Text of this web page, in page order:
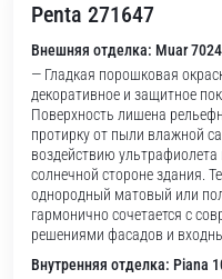
Penta 271647
Внешняя отделка: Muar 7024
— Гладкая порошковая
декоративное и защитное
Поверхность лишена
протирку от пыли влажной
воздействию ультрафиолета
солнечной стороне здания.
однородный матовый или
гармонично сочетается с
решениями фасадов и
Внутренняя отделка: Piana